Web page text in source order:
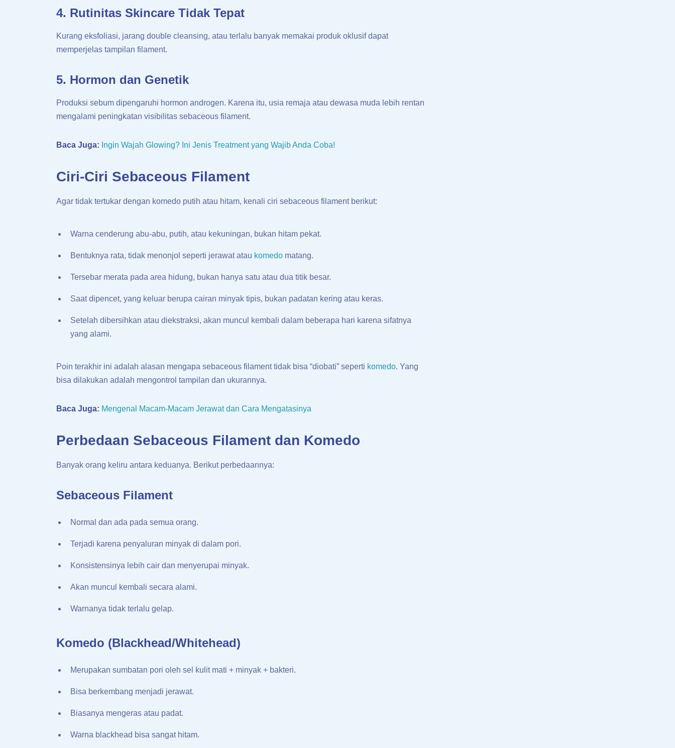
4. Rutinitas Skincare Tidak Tepat
Kurang eksfoliasi, jarang double cleansing, atau terlalu banyak memakai produk oklusif dapat
memperjelas tampilan filament.
5. Hormon dan Genetik
Produksi sebum dipengaruhi hormon androgen. Karena itu, usia remaja atau dewasa muda lebih rentan
mengalami peningkatan visibilitas sebaceous filament.
Baca Juga: Ingin Wajah Glowing? Ini Jenis Treatment yang Wajib Anda Coba!
Ciri-Ciri Sebaceous Filament
Agar tidak tertukar dengan komedo putih atau hitam, kenali ciri sebaceous filament berikut:
Warna cenderung abu-abu, putih, atau kekuningan, bukan hitam pekat.
Bentuknya rata, tidak menonjol seperti jerawat atau komedo matang.
Tersebar merata pada area hidung, bukan hanya satu atau dua titik besar.
Saat dipencet, yang keluar berupa cairan minyak tipis, bukan padatan kering atau keras.
Setelah dibersihkan atau diekstraksi, akan muncul kembali dalam beberapa hari karena sifatnya
yang alami.
Poin terakhir ini adalah alasan mengapa sebaceous filament tidak bisa “diobati” seperti komedo. Yang
bisa dilakukan adalah mengontrol tampilan dan ukurannya.
Baca Juga: Mengenal Macam-Macam Jerawat dan Cara Mengatasinya
Perbedaan Sebaceous Filament dan Komedo
Banyak orang keliru antara keduanya. Berikut perbedaannya:
Sebaceous Filament
Normal dan ada pada semua orang.
Terjadi karena penyaluran minyak di dalam pori.
Konsistensinya lebih cair dan menyerupai minyak.
Akan muncul kembali secara alami.
Warnanya tidak terlalu gelap.
Komedo (Blackhead/Whitehead)
Merupakan sumbatan pori oleh sel kulit mati + minyak + bakteri.
Bisa berkembang menjadi jerawat.
Biasanya mengeras atau padat.
Warna blackhead bisa sangat hitam.